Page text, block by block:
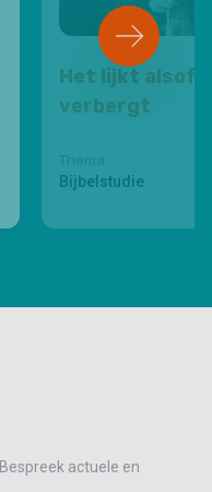
Het lijkt alsof
verbergt
Bijbelstudie
actuele en